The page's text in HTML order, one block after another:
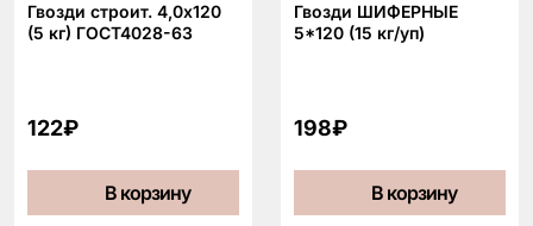
Гвозди строит. 4,0х120
(5 кг) ГОСТ4028-63
122₽
В корзину
Гвозди ШИФЕРНЫЕ
5*120 (15 кг/уп)
198₽
В корзину